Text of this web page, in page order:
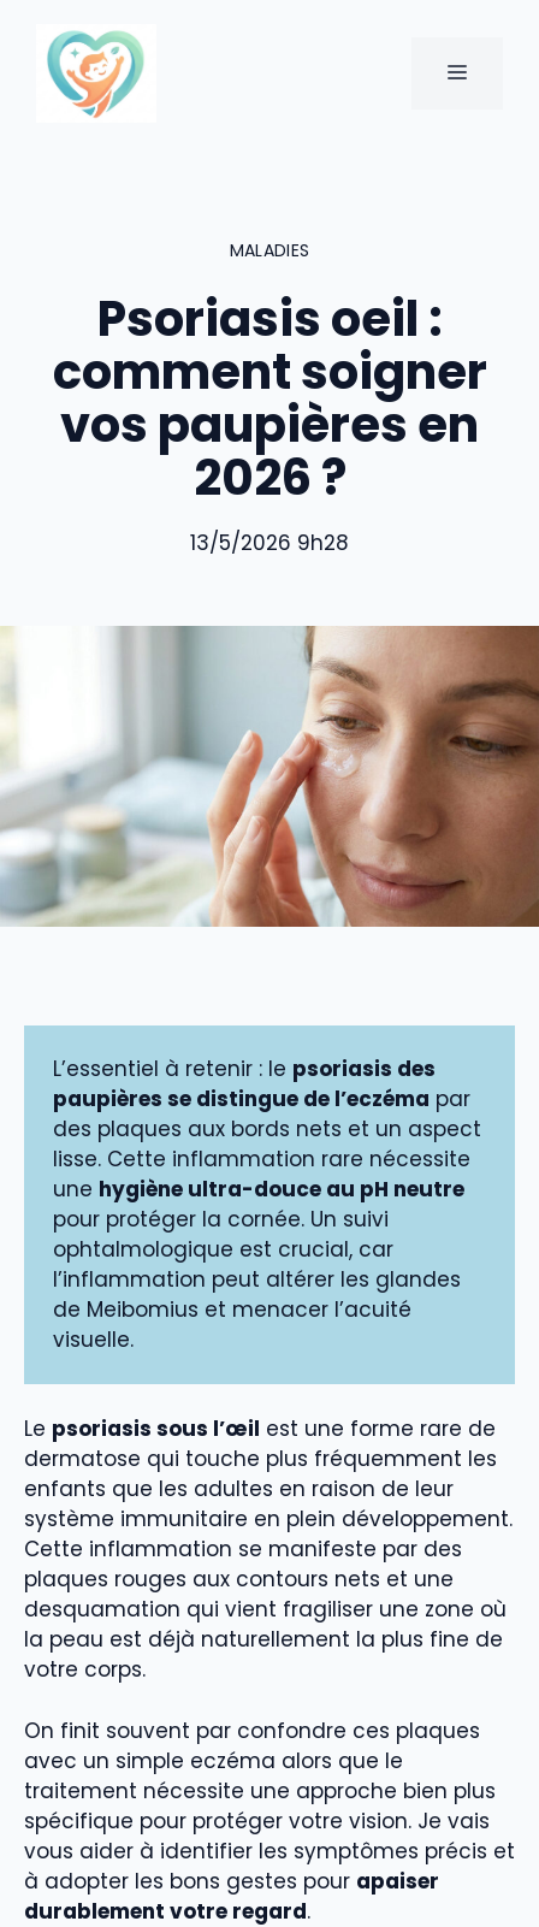
contenu
MENU
MALADIES
Psoriasis oeil :
comment soigner
vos paupières en
2026 ?
13/5/2026 9h28
L’essentiel à retenir : le psoriasis des
paupières se distingue de l’eczéma par
des plaques aux bords nets et un aspect
lisse. Cette inflammation rare nécessite
une hygiène ultra-douce au pH neutre
pour protéger la cornée. Un suivi
ophtalmologique est crucial, car
l’inflammation peut altérer les glandes
de Meibomius et menacer l’acuité
visuelle.
Le psoriasis sous l’œil est une forme rare de
dermatose qui touche plus fréquemment les
enfants que les adultes en raison de leur
système immunitaire en plein développement.
Cette inflammation se manifeste par des
plaques rouges aux contours nets et une
desquamation qui vient fragiliser une zone où
la peau est déjà naturellement la plus fine de
votre corps.
On finit souvent par confondre ces plaques
avec un simple eczéma alors que le
traitement nécessite une approche bien plus
spécifique pour protéger votre vision. Je vais
vous aider à identifier les symptômes précis et
à adopter les bons gestes pour apaiser
durablement votre regard.